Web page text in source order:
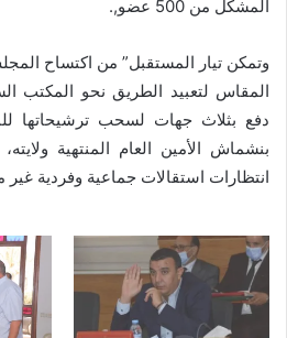
المشكل من 500 عضو,.
وتمكن تيار المستقبل” من اكتساح
المقاس لتعبيد الطريق نحو المكتب
دفع بثلاث جهات لسحب ترشيحاتها
بنشماش الأمين العام المنتهية
انتظارات استقالات جماعية وفردية